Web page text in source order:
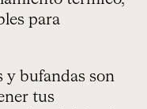
para
y bufandas son
tus